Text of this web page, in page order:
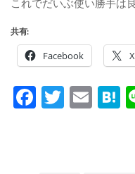
これでだいぶ使い勝手は
共有:
Facebook X
Facebook
Twitter